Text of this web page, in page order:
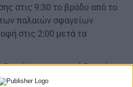
στις 9:30 το βράδυ από το
παλαιών σφαγείων
στις 2:00 μετά τα
με επιστροφή 2 ευρώ.
επικοινωνίας και κρατήσεων 694